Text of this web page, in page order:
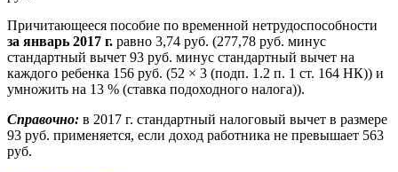
Причитающееся пособие по временной нетрудоспособности
за январь 2017 г. равно 3,74 руб. (277,78 руб. минус
стандартный вычет 93 руб. минус стандартный вычет на
каждого ребенка 156 руб. (52 × 3 (подп. 1.2 п. 1 ст. 164 НК)) и
умножить на 13 % (ставка подоходного налога)).
Справочно: в 2017 г. стандартный налоговый вычет в размере
93 руб. применяется, если доход работника не превышает 563
руб.